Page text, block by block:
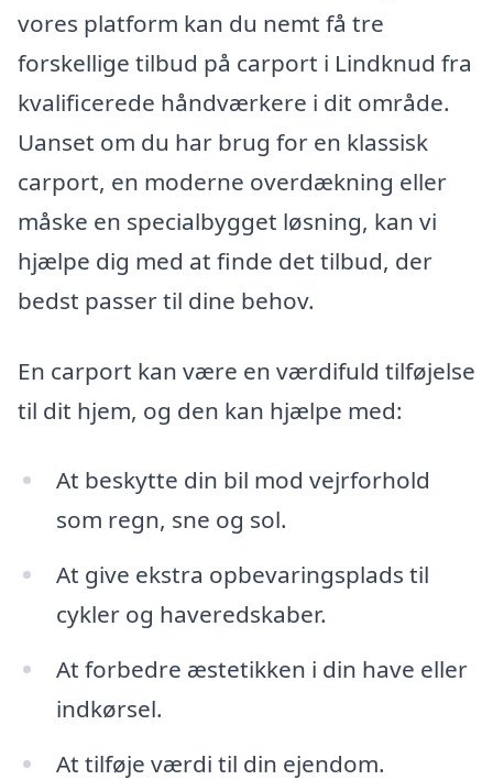
vores platform kan du nemt få tre
forskellige tilbud på carport i Lindknud fra
kvalificerede håndværkere i dit område.
Uanset om du har brug for en klassisk
carport, en moderne overdækning eller
måske en specialbygget løsning, kan vi
hjælpe dig med at finde det tilbud, der
bedst passer til dine behov.
En carport kan være en værdifuld tilføjelse
til dit hjem, og den kan hjælpe med:
At beskytte din bil mod vejrforhold
som regn, sne og sol.
At give ekstra opbevaringsplads til
cykler og haveredskaber.
At forbedre æstetikken i din have eller
indkørsel.
At tilføje værdi til din ejendom.